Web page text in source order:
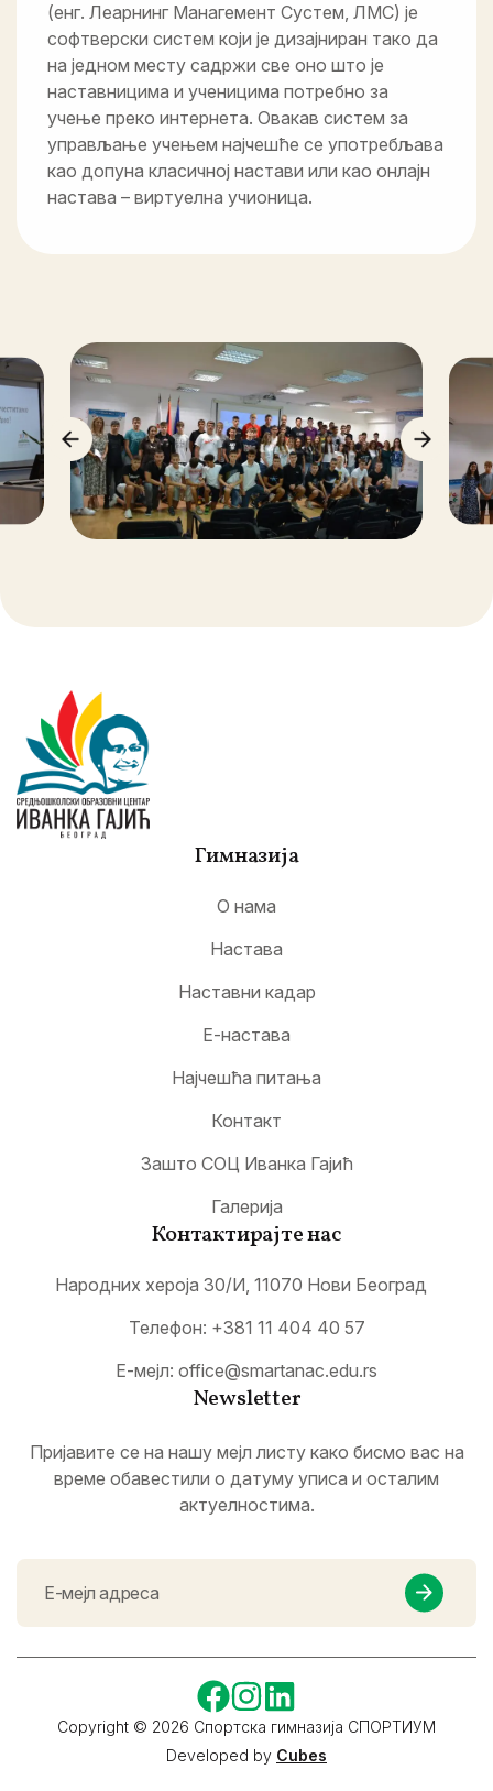
(енг. Леарнинг Манагемент Сyстем, ЛМС) је
софтверски систем који је дизајниран тако да
на једном месту садржи све оно што је
наставницима и ученицима потребно за
учење преко интернета. Овакав систем за
управљање учењем најчешће се употребљава
као допуна класичној настави или као онлајн
настава – виртуелна учионица.
Гимназија
О нама
Настава
Наставни кадар
Е-настава
Најчешћа питања
Контакт
Зашто СОЦ Иванка Гајић
Галерија
Контактирајте нас
Народних хероја 30/И, 11070 Нови Београд
Телефон: +381 11 404 40 57
Е-мејл: office@smartanac.edu.rs
Newsletter
Пријавите се на нашу мејл листу како бисмо вас на
време обавестили о датуму уписа и осталим
актуелностима.
Copyright © 2026 Спортска гимназија СПОРТИУМ
Developed by Cubes